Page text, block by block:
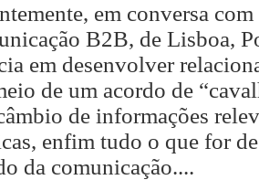
em conversa
B2B, de Lisboa,
em desenvolver
de um acordo de
de informações
enfim tudo o que for
da comunicação....